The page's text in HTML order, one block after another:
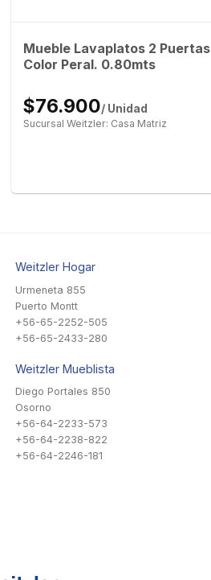
Mueble Lavaplatos 2 Puertas
Color Peral. 0.80mts
$76.900/ Unidad
Sucursal Weitzler: Casa Matriz
Weitzler Hogar
Urmeneta 855
Puerto Montt
+56-65-2252-505
+56-65-2433-280
Weitzler Mueblista
Diego Portales 850
Osorno
+56-64-2233-573
+56-64-2238-822
+56-64-2246-181